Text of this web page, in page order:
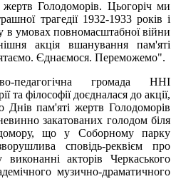
Голодоморів. Цьогоріч ми
трагедії 1932-1933 років і
умовах повномасштабної війни
акція вшанування пам'яті
Єднаємося. Переможемо".
педагогічна громада ННІ
та філософії доєдналася до акції,
Днів пам'яті жертв Голодоморів
закатованих голодом біля
що у Соборному парку
сповідь-реквієм про
акторів Черкаського
музично-драматичного